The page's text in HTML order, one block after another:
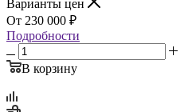
Варианты цен
230 000 ₽
Подробности
В корзину